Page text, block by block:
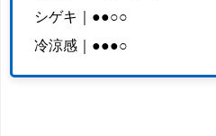
シゲキ｜●●○○
冷涼感｜●●●○